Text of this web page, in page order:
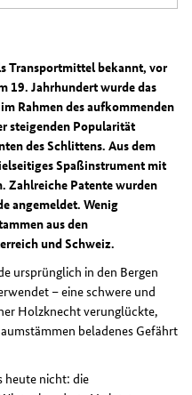
Transportmittel bekannt, vor
19. Jahrhundert wurde das
Rahmen des aufkommenden
steigenden Popularität
des Schlittens. Aus dem
Spaßinstrument mit
Zahlreiche Patente wurden
angemeldet. Wenig
aus den
und Schweiz.
ursprünglich in den Bergen
– eine schwere und
Holzknecht verunglückte,
beladenes Gefährt
heute nicht: die